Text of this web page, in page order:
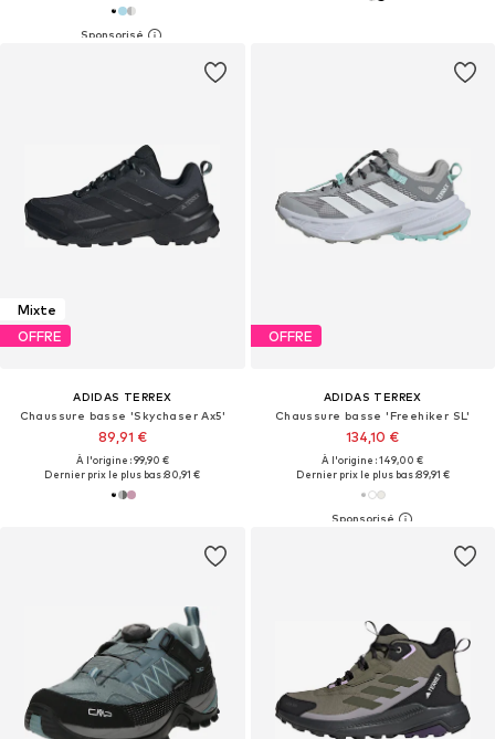
Mixte
OFFRE
ADIDAS TERREX
Chaussure basse 'Skychaser Ax5'
89,91 €
À l'origine : 99,90 €
Dernier prix le plus bas :80,91 €
OFFRE
ADIDAS TERREX
Chaussure basse 'Freehiker SL'
134,10 €
À l'origine : 149,00 €
Dernier prix le plus bas :89,91 €